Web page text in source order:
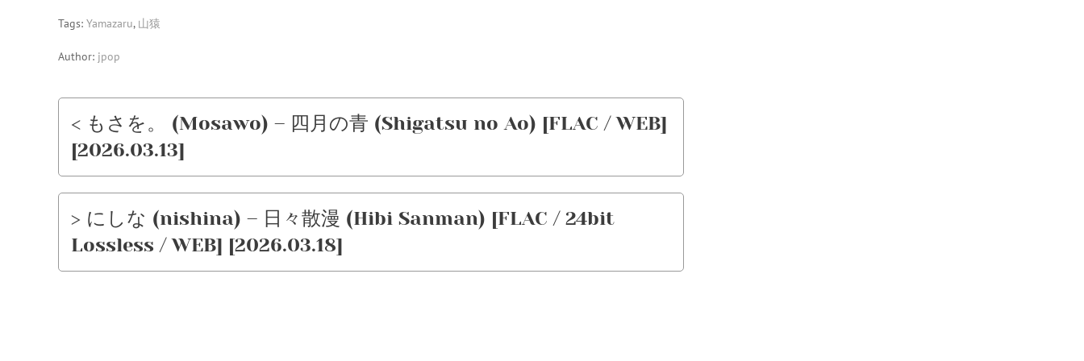
Tags: Yamazaru, 山猿
Author: jpop
< もさを。 (Mosawo) – 四月の青 (Shigatsu no Ao) [FLAC / WEB]
[2026.03.13]
> にしな (nishina) – 日々散漫 (Hibi Sanman) [FLAC / 24bit
Lossless / WEB] [2026.03.18]